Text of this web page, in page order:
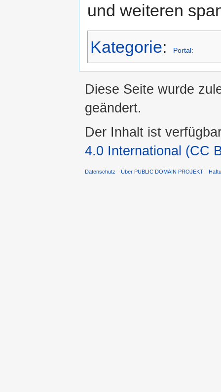
und weiteren
Kategorie: Portal:
Diese Seite wurde
geändert.
Der Inhalt ist
4.0 International (CC
Datenschutz Über PUBLIC DOMAIN PROJEKT